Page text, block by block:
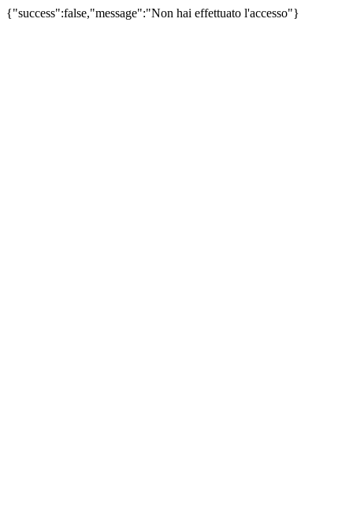
{"success":false,"message":"Non hai effettuato l'accesso"}